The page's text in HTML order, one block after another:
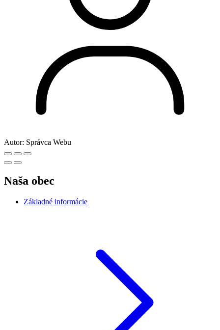
Autor: Správca Webu
Naša obec
Základné informácie